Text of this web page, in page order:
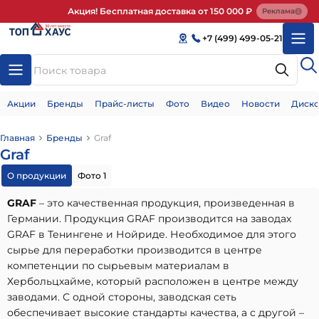
Акция! Бесплатная доставка от 150 000 ₽ Реклама
+7 (499) 499-05-21
Акции Бренды Прайс-листы Фото Видео Новости
Главная Бренды Graf
Graf
О продукции Фото 1
GRAF – это качественная продукция, произведенная в
Германии. Продукция GRAF производится на заводах
GRAF в Тенингене и Нойриде. Необходимое для этого
сырье для переработки производится в центре
компетенции по сырьевым материалам в
Хербольцхайме, который расположен в центре между
заводами. С одной стороны, заводская сеть
обеспечивает высокие стандарты качества, а с другой –